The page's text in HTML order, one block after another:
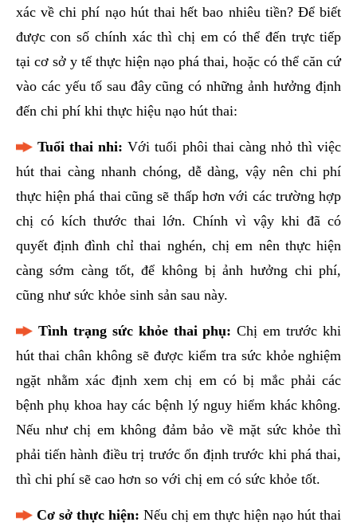
xác về chi phí nạo hút thai hết bao nhiêu tiền? Để biết
được con số chính xác thì chị em có thể đến trực tiếp
tại cơ sở y tế thực hiện nạo phá thai, hoặc có thể căn cứ
vào các yếu tố sau đây cũng có những ảnh hưởng định
đến chi phí khi thực hiệu nạo hút thai:
Tuổi thai nhi:Với tuổi phôi thai càng nhỏ thì việc
hút thai càng nhanh chóng, dễ dàng, vậy nên chi phí
thực hiện phá thai cũng sẽ thấp hơn với các trường hợp
chị có kích thước thai lớn. Chính vì vậy khi đã có
quyết định đình chỉ thai nghén, chị em nên thực hiện
càng sớm càng tốt, để không bị ảnh hưởng chi phí,
cũng như sức khỏe sinh sản sau này.
Tình trạng sức khỏe thai phụ:Chị em trước khi
hút thai chân không sẽ được kiểm tra sức khỏe nghiệm
ngặt nhằm xác định xem chị em có bị mắc phải các
bệnh phụ khoa hay các bệnh lý nguy hiểm khác không.
Nếu như chị em không đảm bảo về mặt sức khỏe thì
phải tiến hành điều trị trước ổn định trước khi phá thai,
thì chi phí sẽ cao hơn so với chị em có sức khỏe tốt.
Cơ sở thực hiện: Nếu chị em thực hiện nạo hút thai